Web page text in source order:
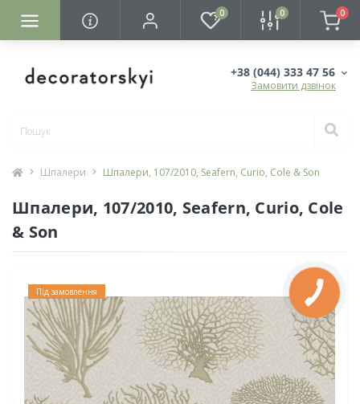
0 0 0
+38 (044) 333 47 56
Замовити дзвінок
Шпалери Шпалери, 107/2010, Seafern, Curio, Cole & Son
Шпалери, 107/2010, Seafern, Curio, Cole
& Son
Під замовлення